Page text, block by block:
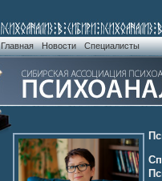
Главная Новости Специалисты